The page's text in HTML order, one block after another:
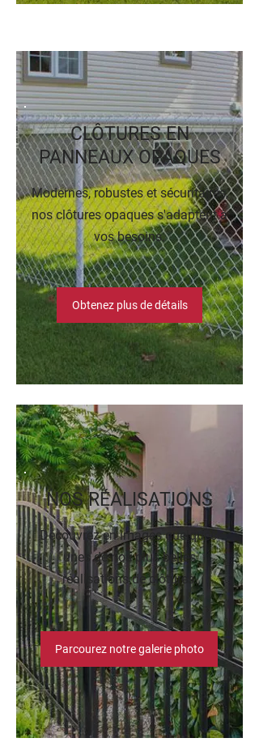
CLÔTURES EN
PANNEAUX OPAQUES
Modernes, robustes et sécuritaires,
nos clôtures opaques s'adaptent à
vos besoins.
Obtenez plus de détails
NOS RÉALISATIONS
Découvrez en images quelques-
unes de nos plus belles
réalisations de clôtures.
Parcourez notre galerie photo